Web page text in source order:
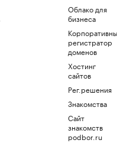
Облако для
бизнеса
регистратор
доменов
Хостинг
сайтов
Рег.решения
Знакомства
Сайт
знакомств
podbor.ru